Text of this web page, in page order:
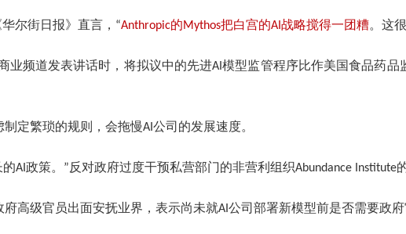
尔街日报》直言，“Anthropic的Mythos把白宫的AI战略搅得一团糟。这
业频道发表讲话时，将拟议中的先进AI模型监管程序比作美国食品药
定繁琐的规则，会拖慢AI公司的发展速度。
AI政策。”反对政府过度干预私营部门的非营利组织Abundance Institute
高级官员出面安抚业界，表示尚未就AI公司部署新模型前是否需要政府